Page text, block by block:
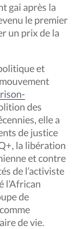
gai après la
le premier
un prix de la
et
des
elle a
de justice
la libération
et contre
de l’activiste
l’African
de
de vie.